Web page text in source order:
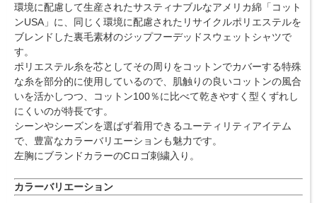
環境に配慮して生産されたサスティナブルなアメリカ綿「コット
ンUSA」に、同じく環境に配慮されたリサイクルポリエステルを
ブレンドした裏毛素材のジップフーデッドスウェットシャツで
す。
ポリエステル糸を芯としてその周りをコットンでカバーする特殊
な糸を部分的に使用しているので、肌触りの良いコットンの風合
いを活かしつつ、コットン100％に比べて乾きやすく型くずれし
にくいのが特長です。
シーンやシーズンを選ばず着用できるユーティリティアイテム
で、豊富なカラーバリエーションも魅力です。
左胸にブランドカラーのCロゴ刺繍入り。
カラーバリエーション